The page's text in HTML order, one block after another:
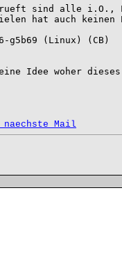
sind alle i.O.,
hat auch keinen
6-g5b69 (Linux) (CB)
Idee woher dieses
naechste Mail